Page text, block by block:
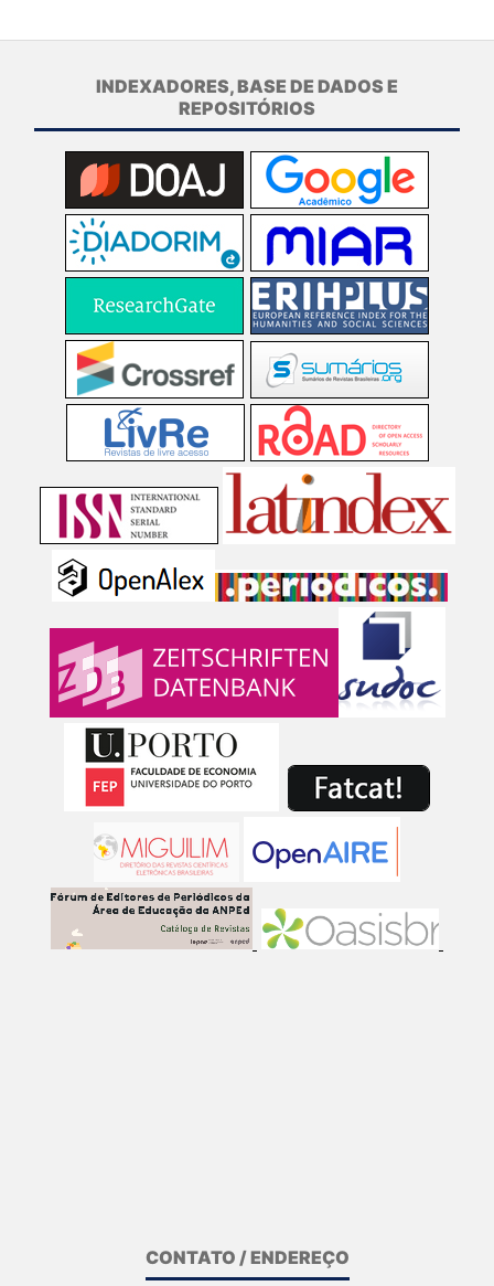
INDEXADORES, BASE DE DADOS E
REPOSITÓRIOS
CONTATO / ENDEREÇO